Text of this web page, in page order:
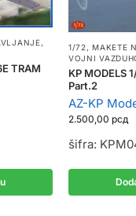
,
TRAM
1/72, MAKETE
VOJNI
KP MODELS
Part.2
AZ-KP
2.500,00 рсд
šifra: